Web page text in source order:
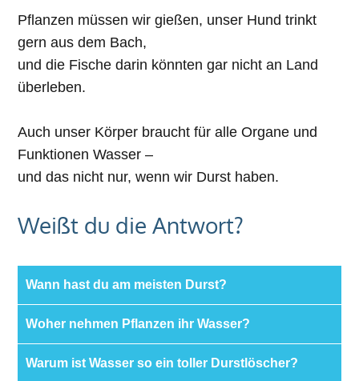
Pflanzen müssen wir gießen, unser Hund trinkt
gern aus dem Bach,
und die Fische darin könnten gar nicht an Land
überleben.
Auch unser Körper braucht für alle Organe und
Funktionen Wasser –
und das nicht nur, wenn wir Durst haben.
Weißt du die Antwort?
Wann hast du am meisten Durst?
Woher nehmen Pflanzen ihr Wasser?
Warum ist Wasser so ein toller Durstlöscher?